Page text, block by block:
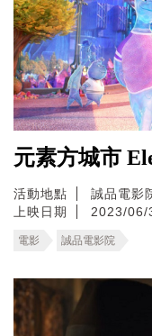
元素方城市
活動地點
誠品電影
上映日期
2023/06/
電影 誠品電影院